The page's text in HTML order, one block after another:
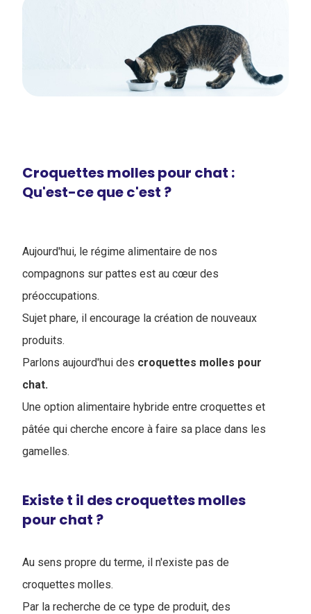
Croquettes molles pour chat :
Qu'est-ce que c'est ?
Aujourd'hui, le régime alimentaire de nos
compagnons sur pattes est au cœur des
préoccupations.
Sujet phare, il encourage la création de nouveaux
produits.
Parlons aujourd'hui des croquettes molles pour
chat.
Une option alimentaire hybride entre croquettes et
pâtée qui cherche encore à faire sa place dans les
gamelles.
Existe t il des croquettes molles
pour chat ?
Au sens propre du terme, il n'existe pas de
croquettes molles.
Par la recherche de ce type de produit, des